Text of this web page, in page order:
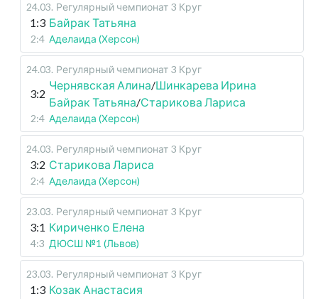
24.03. Регулярный чемпионат 3 Круг
1:3 Байрак Татьяна
2:4 Аделаида (Херсон)
24.03. Регулярный чемпионат 3 Круг
3:2
Чернявская Алина/Шинкарева Ирина
Байрак Татьяна/Старикова Лариса
2:4 Аделаида (Херсон)
24.03. Регулярный чемпионат 3 Круг
3:2 Старикова Лариса
2:4 Аделаида (Херсон)
23.03. Регулярный чемпионат 3 Круг
3:1 Кириченко Елена
4:3 ДЮСШ №1 (Львов)
23.03. Регулярный чемпионат 3 Круг
1:3 Козак Анастасия